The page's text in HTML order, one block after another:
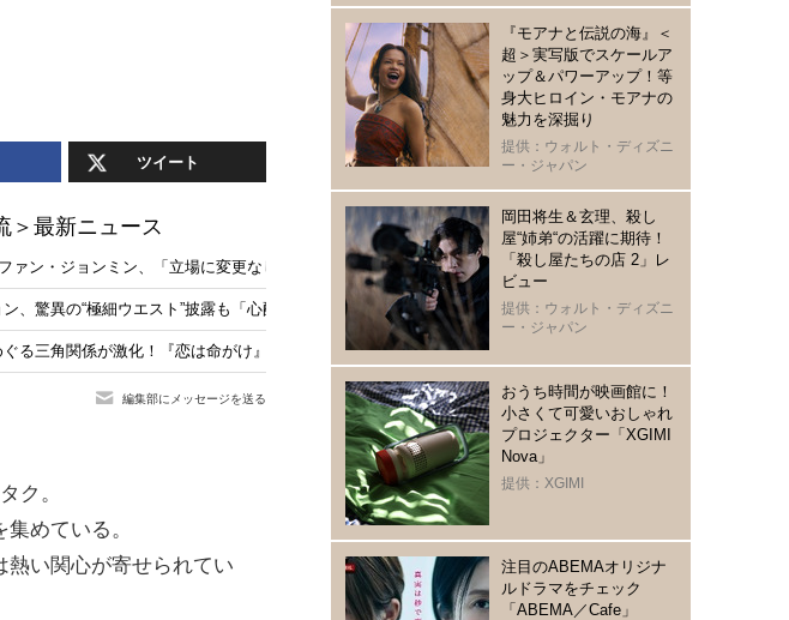
ツイート
＞最新ニュース
ァン・ジョンミン、「立場に変更なし」と回答も今後への影響は…
、驚異の“極細ウエスト”披露も「心配になるレベル」【写真】
る三角関係が激化！『恋は命がけ』ヤン・セジョン＆オン・ソンウの対照的なアプローチに注目
編集部にメッセージを送る
ク。
めている。
熱い関心が寄せられてい
『モアナと伝説の海』＜
超＞実写版でスケールア
ップ＆パワーアップ！等
身大ヒロイン・モアナの
魅力を深掘り
提供：ウォルト・ディズニ
ー・ジャパン
岡田将生＆玄理、殺し
屋“姉弟“の活躍に期待！
「殺し屋たちの店 2」レ
ビュー
提供：ウォルト・ディズニ
ー・ジャパン
おうち時間が映画館に！
小さくて可愛いおしゃれ
プロジェクター「XGIMI
Nova」
提供：XGIMI
注目のABEMAオリジナ
ルドラマをチェック
「ABEMA／Cafe」